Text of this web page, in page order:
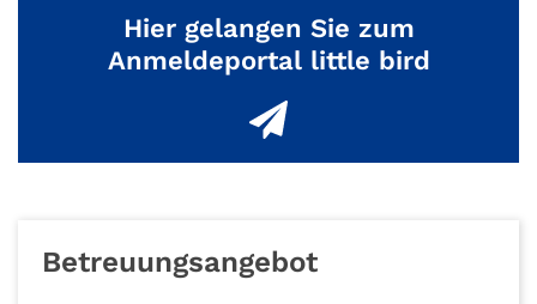
Hier gelangen Sie zum
Anmeldeportal little bird
Betreuungsangebot